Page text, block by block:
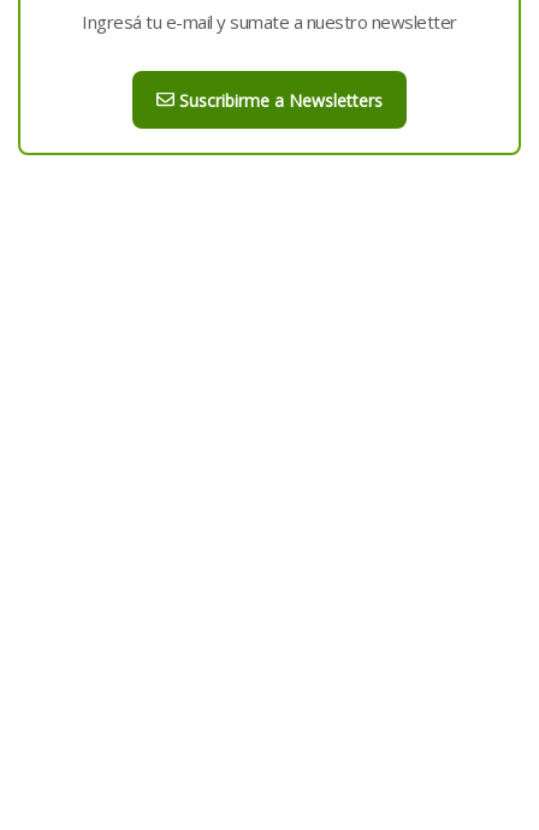
Ingresá tu e-mail y sumate a nuestro newsletter
Suscribirme a Newsletters